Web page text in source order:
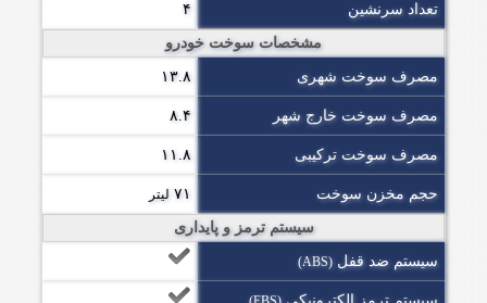
تعداد سرنشین ۴
مشخصات سوخت خودرو
مصرف سوخت شهری ۱۳.۸
مصرف سوخت خارج شهر ۸.۴
مصرف سوخت ترکیبی ۱۱.۸
حجم مخزن سوخت ۷۱ لیتر
سیستم ترمز و پایداری
سیستم ضد قفل (ABS)